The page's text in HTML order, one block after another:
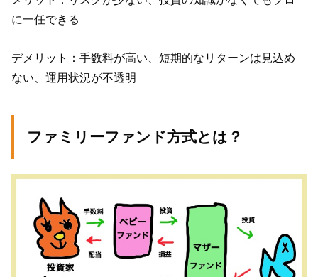
に一任できる
デメリット：手数料が高い、短期的なリターンは見込め
ない、運用状況が不透明
ファミリーファンド方式とは？